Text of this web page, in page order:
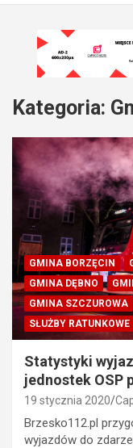
Kategoria:
GMINA BORZĘCIN
GMINA DĘBNO
GMINA SZCZUROWA
SŁUŻBY RATUNKOWE
Statystyki
jednostek OSP
19 stycznia 2020
Brzesko112.pl
wyjazdów do